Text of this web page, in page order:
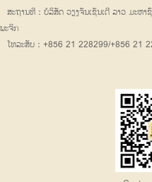
ສະຖານທີ：ບໍລິສັດ ວຽງຈັນເຊັນເຕີ ລາວ ມະຫາ
ພະຈິກ
ໂທລະສັບ：+856 21 228299/+856 21